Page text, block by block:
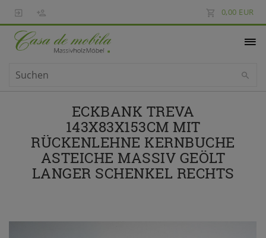
0,00 EUR
ECKBANK TREVA
143X83X153CM MIT
RÜCKENLEHNE KERNBUCHE
ASTEICHE MASSIV GEÖLT
LANGER SCHENKEL RECHTS